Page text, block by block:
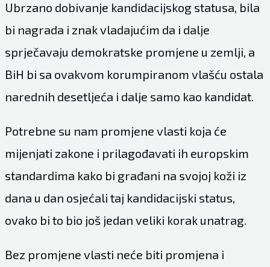
Ubrzano dobivanje kandidacijskog statusa, bila
bi nagrada i znak vladajućim da i dalje
sprječavaju demokratske promjene u zemlji, a
BiH bi sa ovakvom korumpiranom vlašću ostala
narednih desetljeća i dalje samo kao kandidat.
Potrebne su nam promjene vlasti koja će
mijenjati zakone i prilagođavati ih europskim
standardima kako bi građani na svojoj koži iz
dana u dan osjećali taj kandidacijski status,
ovako bi to bio još jedan veliki korak unatrag.
Bez promjene vlasti neće biti promjena i